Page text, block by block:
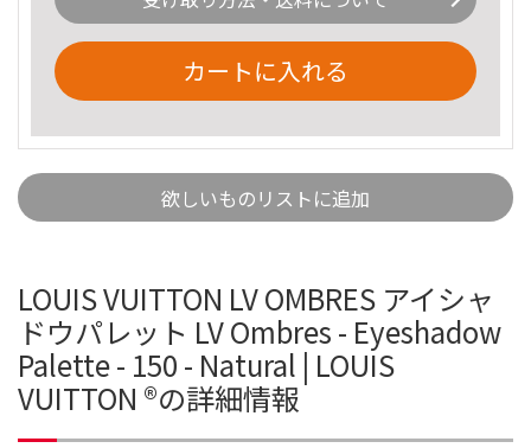
カートに入れる
欲しいものリストに追加
LOUIS VUITTON LV OMBRES アイシャ
ドウパレット LV Ombres - Eyeshadow
Palette - 150 - Natural | LOUIS
VUITTON ®の詳細情報